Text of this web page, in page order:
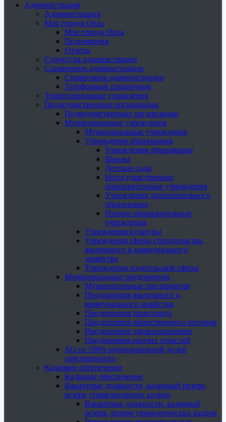
Администрация
Администрация
Мэр города Орла
Мэр города Орла
Полномочия
Отчеты
Структура администрации
Справочник администрации
Справочник администрации
Телефонный справочник
Территориальные управления
Подведомственные организации
Подведомственные организации
Муниципальные учреждения
Муниципальные учреждения
Учреждения образования
Учреждения образования
Школы
Детские сады
Негосударственные
образовательные учреждения
Учреждения дополнительного
образования
Прочие образовательные
учреждения
Учреждения культуры
Учреждения сферы строительства,
жилищного и коммунального
хозяйства
Учреждения издательской сферы
Муниципальные предприятия
Муниципальные предприятия
Предприятия жилищного и
коммунального хозяйства
Предприятия транспорта
Предприятия общественного питания
Предприятия здравоохранения
Предприятия прочих отраслей
АО со 100% муниципальной долей
собственности
Кадровое обеспечение
Кадровое обеспечение
Вакантные должности, кадровый резерв,
резерв управленческих кадров
Вакантные должности, кадровый
резерв, резерв управленческих кадров